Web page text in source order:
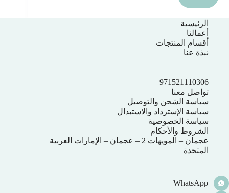
الرئيسية
أعمالنا
أقسام المنتجات
نبذة عنا
971521110306+
تواصل معنا
سياسة الشحن والتوصيل
سياسة الإسترداد والاستبدال
سياسة الخصوصية
الشروط والأحكام
عجمان – المويهات 2 – عجمان – الإمارات العربية
المتحدة
WhatsApp